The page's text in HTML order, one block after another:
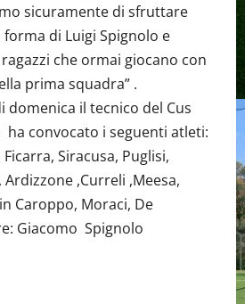
sicuramente di sfruttare
forma di Luigi Spignolo e
che ormai giocano con
prima squadra” .
domenica il tecnico del Cus
ha convocato i seguenti atleti:
Siracusa, Puglisi,
Ardizzone ,Curreli ,Meesa,
Caroppo, Moraci, De
Giacomo Spignolo